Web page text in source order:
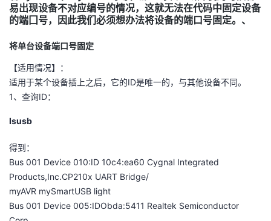
发
者
我
客
论
坛
的
圈
我
的
我
易出现设备不对应编号的情况，这就无法在代码中固定设备
的端囗号，因此我们必须想办法将设备的端口号固定。、
将单台设备端口号固定
【适用情况】：
适用于某个设备插上之后，它的ID是唯一的，与其他设备不同。
1、查询ID：
Isusb
得到：
Bus 001 Device 010:ID 10c4:ea60 Cygnal Integrated
Products,Inc.CP210x UART Bridge/
myAVR mySmartUSB light
Bus 001 Device 005:IDObda:5411 Realtek Semiconductor